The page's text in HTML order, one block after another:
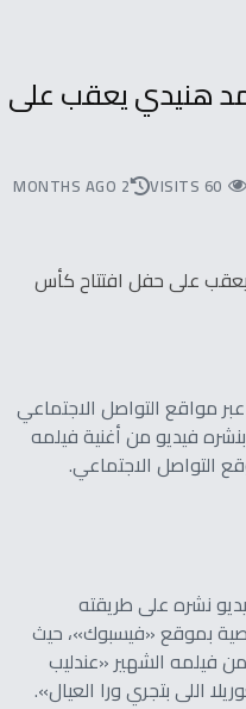
هنيدي يعقب على
60 VISITS
2 MONTHS AGO
مواقع التواصل الاجتماعي
فيديو من أغنية فيلمه
التواصل الاجتماعي.
نشره على طريقته
بموقع «فيسبوك»، حيث
فيلمه الشهير «عندليب
اللى بتجري ورا العيال».